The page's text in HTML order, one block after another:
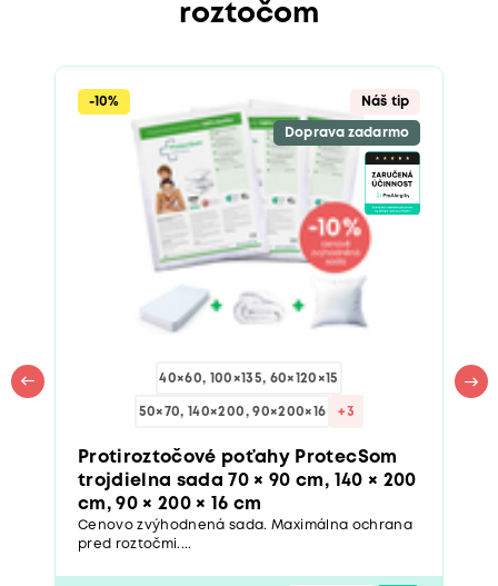
roztočom
-10% Náš tip
Doprava zadarmo
40×60, 100×135, 60×120×15
50×70, 140×200, 90×200×16 +3
Protiroztočové poťahy ProtecSom
trojdielna sada 70 × 90 cm, 140 × 200
cm, 90 × 200 × 16 cm
Cenovo zvýhodnená sada. Maximálna ochrana
pred roztočmi....